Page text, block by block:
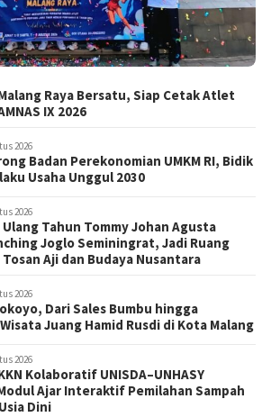
Raya Bersatu, Siap Cetak Atlet
IX 2026
2026
Badan Perekonomian UMKM RI, Bidik
Usaha Unggul 2030
2026
Tahun Tommy Johan Agusta
Joglo Seminingrat, Jadi Ruang
Aji dan Budaya Nusantara
2026
Dari Sales Bumbu hingga
Juang Hamid Rusdi di Kota Malang
2026
Kolaboratif UNISDA–UNHASY
Ajar Interaktif Pemilahan Sampah
Dini